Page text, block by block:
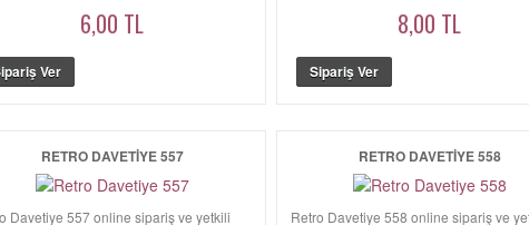
6,00 TL 8,00 TL
RETRO DAVETIYE 557
Davetiye 557 online sipariş ve yetkili
RETRO DAVETIYE 558
Retro Davetiye 558 online sipariş ve